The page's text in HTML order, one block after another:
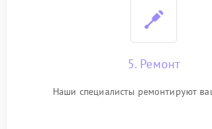
5. Ремонт
Наши специалисты ремонтируют